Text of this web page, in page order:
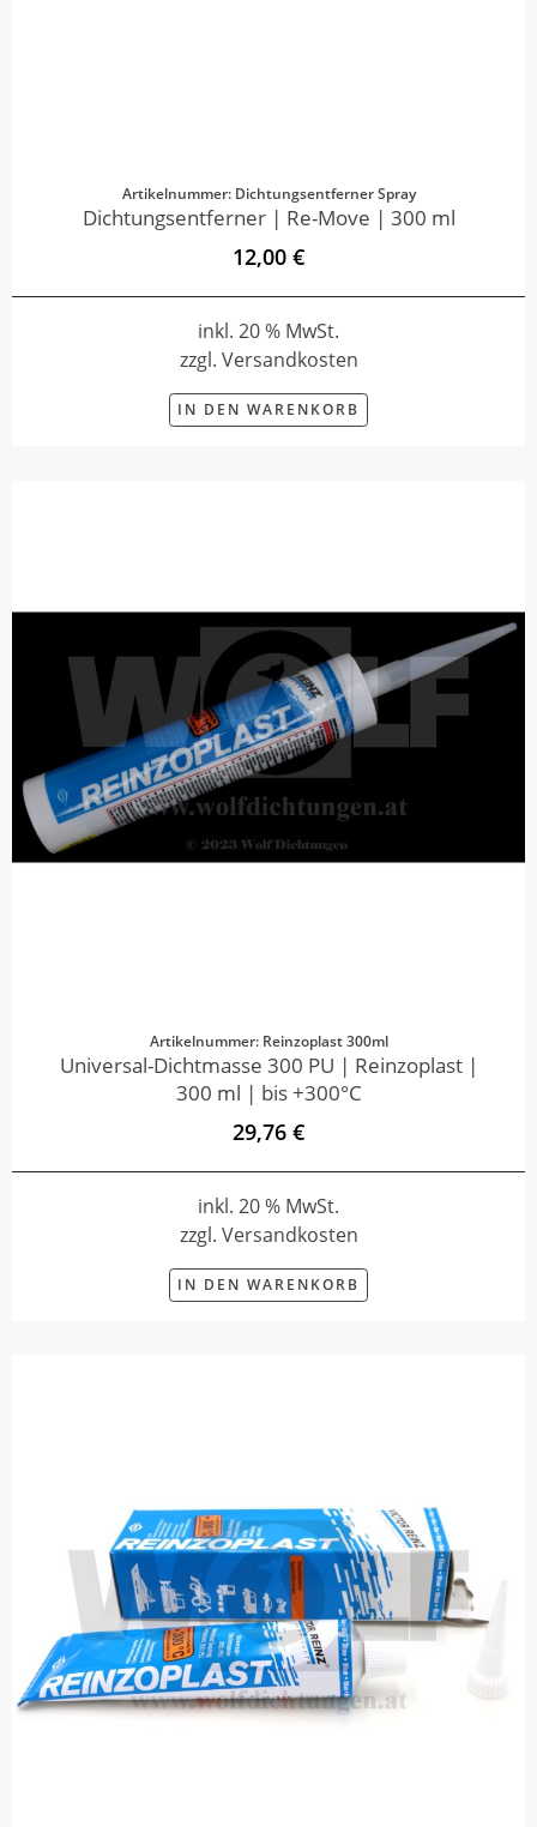
Artikelnummer: Dichtungsentferner Spray
Dichtungsentferner | Re-Move | 300 ml
12,00 €
inkl. 20 % MwSt.
zzgl. Versandkosten
IN DEN WARENKORB
Artikelnummer: Reinzoplast 300ml
Universal-Dichtmasse 300 PU | Reinzoplast |
300 ml | bis +300°C
29,76 €
inkl. 20 % MwSt.
zzgl. Versandkosten
IN DEN WARENKORB